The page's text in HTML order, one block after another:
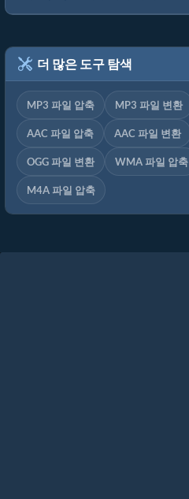
더 많은 도구 탐색
MP3 파일 압축 MP3 파일 변환
AAC 파일 압축 AAC 파일 변환
OGG 파일 변환 WMA 파일 압축
M4A 파일 압축